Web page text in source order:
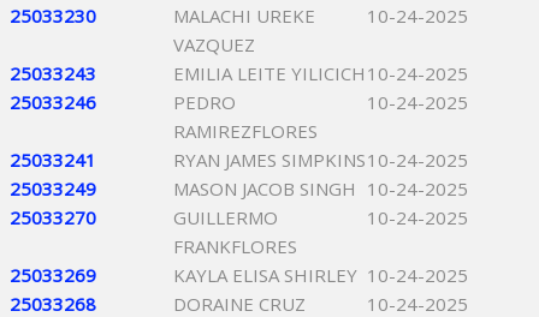
25033230
MALACHI UREKE
VAZQUEZ
10-24-2025
25033243 EMILIA LEITE YILICICH 10-24-2025
25033246
PEDRO
RAMIREZFLORES
10-24-2025
25033241 RYAN JAMES SIMPKINS10-24-2025
25033249
MASON JACOB SINGH 10-24-2025
25033270
GUILLERMO
FRANKFLORES
10-24-2025
25033269 KAYLA ELISA SHIRLEY 10-24-2025
25033268
DORAINE CRUZ
10-24-2025